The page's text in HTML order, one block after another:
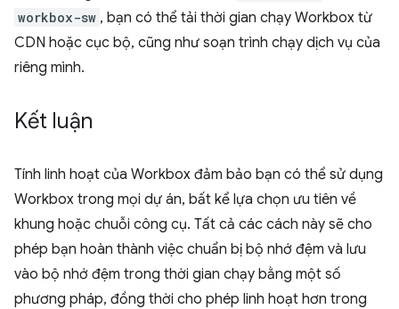
workbox-sw , bạn có thể tải thời gian chạy Workbox từ
CDN hoặc cục bộ, cũng như soạn trình chạy dịch vụ của
riêng mình.
Kết luận
Tính linh hoạt của Workbox đảm bảo bạn có thể sử dụng
Workbox trong mọi dự án, bất kể lựa chọn ưu tiên về
khung hoặc chuỗi công cụ. Tất cả các cách này sẽ cho
phép bạn hoàn thành việc chuẩn bị bộ nhớ đệm và lưu
vào bộ nhớ đệm trong thời gian chạy bằng một số
phương pháp, đồng thời cho phép linh hoạt hơn trong